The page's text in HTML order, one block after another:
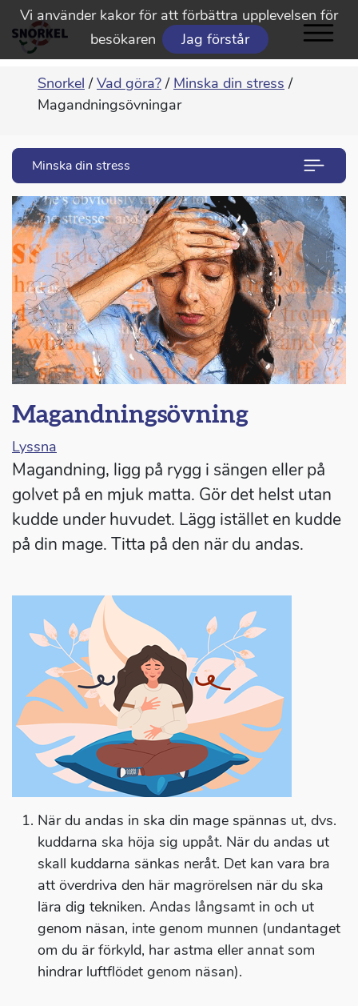
Vi använder kakor för att förbättra upplevelsen för
besökaren
Jag förstår
Snorkel / Vad göra? / Minska din stress /
Magandningsövningar
Minska din stress
Magandningsövning
Lyssna
Magandning, ligg på rygg i sängen eller på
golvet på en mjuk matta. Gör det helst utan
kudde under huvudet. Lägg istället en kudde
på din mage. Titta på den när du andas.
När du andas in ska din mage spännas ut, dvs.
kuddarna ska höja sig uppåt. När du andas ut
skall kuddarna sänkas neråt. Det kan vara bra
att överdriva den här magrörelsen när du ska
lära dig tekniken. Andas långsamt in och ut
genom näsan, inte genom munnen (undantaget
om du är förkyld, har astma eller annat som
hindrar luftflödet genom näsan).